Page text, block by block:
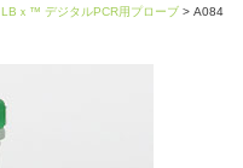
LBｘ™ デジタルPCR用プローブ > A084